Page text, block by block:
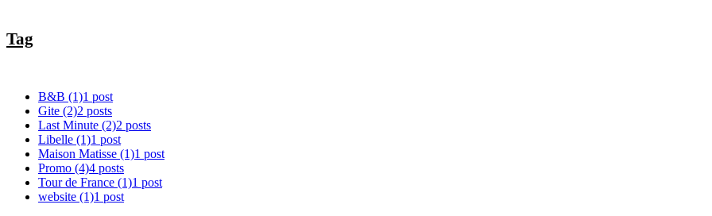
Tag
B&B (1)1 post
Gite (2)2 posts
Last Minute (2)2 posts
Libelle (1)1 post
Maison Matisse (1)1 post
Promo (4)4 posts
Tour de France (1)1 post
website (1)1 post